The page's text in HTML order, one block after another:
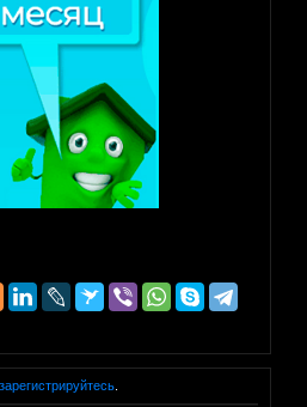
зарегистрируйтесь.